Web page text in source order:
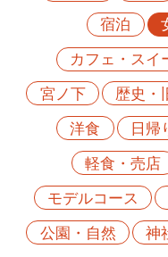
宿泊
カフェ・スイ
宮ノ下
歴史・
洋食
日帰
軽食・売店
モデルコース
公園・自然
神